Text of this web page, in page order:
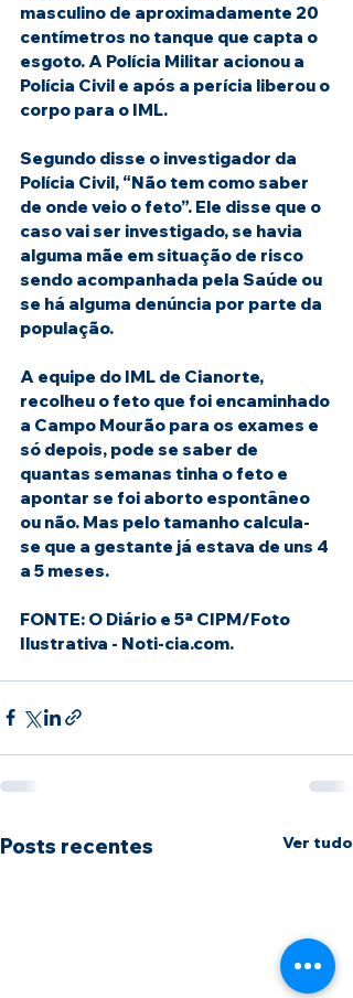
masculino de aproximadamente 20
centímetros no tanque que capta o
esgoto. A Polícia Militar acionou a
Polícia Civil e após a perícia liberou o
corpo para o IML.
Segundo disse o investigador da
Polícia Civil, “Não tem como saber
de onde veio o feto”. Ele disse que o
caso vai ser investigado, se havia
alguma mãe em situação de risco
sendo acompanhada pela Saúde ou
se há alguma denúncia por parte da
população.
A equipe do IML de Cianorte,
recolheu o feto que foi encaminhado
a Campo Mourão para os exames e
só depois, pode se saber de
quantas semanas tinha o feto e
apontar se foi aborto espontâneo
ou não. Mas pelo tamanho calcula-
se que a gestante já estava de uns 4
a 5 meses.
FONTE: O Diário e 5ª CIPM/Foto
Ilustrativa - Noti-cia.com.
Posts recentes Ver tudo